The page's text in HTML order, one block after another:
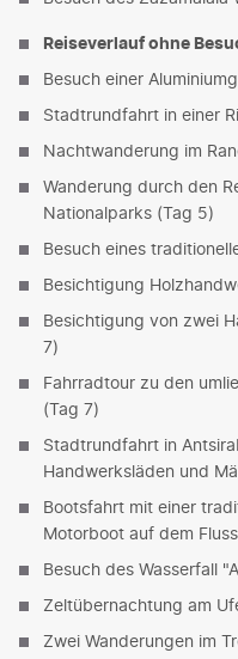
Reiseverlauf ohne
Besuch einer
Stadtrundfahrt in einer
Nachtwanderung im
Wanderung durch den
Nationalparks (Tag 5)
Besuch eines
Besichtigung
Besichtigung von zwei
7)
Fahrradtour zu den
(Tag 7)
Stadtrundfahrt in
Handwerksläden und
Bootsfahrt mit einer
Motorboot auf dem
Besuch des Wasserfall
Zeltübernachtung am
Zwei Wanderungen im